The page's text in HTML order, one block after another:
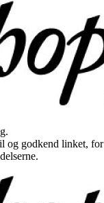
og godkend linket,